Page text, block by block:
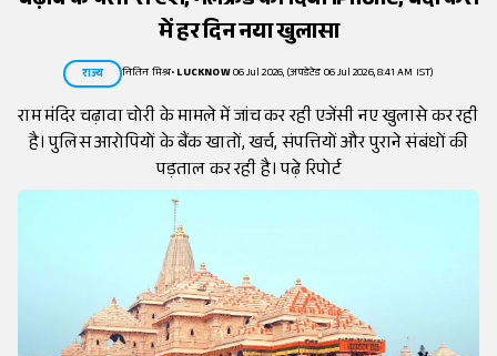
में हर दिन नया खुलासा
राज्य नितिन मिश्र•LUCKNOW06 Jul 2026, (अपडेटेड 06 Jul 2026, 8:41 AM IST)
राम मंदिर चढ़ावा चोरी के मामले में जांच कर रही एजेंसी नए खुलासे कर रही
है। पुलिस आरोपियों के बैंक खातों, खर्च, संपत्तियों और पुराने संबंधों की
पड़ताल कर रही है। पढ़े रिपोर्ट